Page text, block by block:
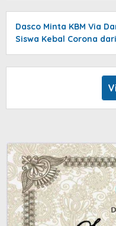
Dasco Minta KBM Via
Siswa Kebal Corona